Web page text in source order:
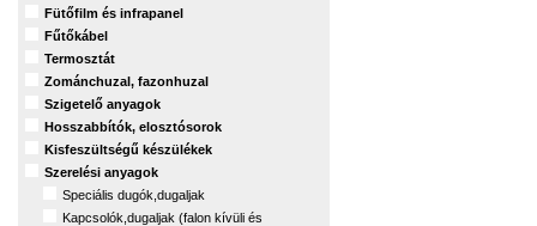
Fütőfilm és infrapanel
Fűtőkábel
Termosztát
Zománchuzal, fazonhuzal
Szigetelő anyagok
Hosszabbítók, elosztósorok
Kisfeszültségű készülékek
Szerelési anyagok
Speciális dugók,dugaljak
Kapcsolók,dugaljak (falon kívüli és